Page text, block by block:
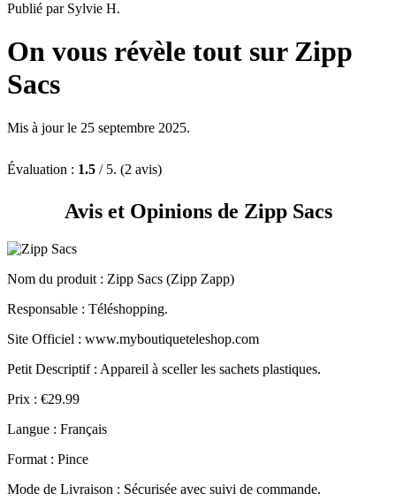
Publié par Sylvie H.
On vous révèle tout sur Zipp
Sacs
Mis à jour le 25 septembre 2025.
Évaluation : 1.5 / 5. (2 avis)
Avis et Opinions de Zipp Sacs
Nom du produit : Zipp Sacs (Zipp Zapp)
Responsable : Téléshopping.
Site Officiel : www.myboutiqueteleshop.com
Petit Descriptif : Appareil à sceller les sachets plastiques.
Prix : €29.99
Langue : Français
Format : Pince
Mode de Livraison : Sécurisée avec suivi de commande.